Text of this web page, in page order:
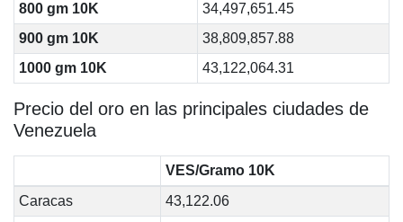
800 gm 10K
34,497,651.45
900 gm 10K
38,809,857.88
1000 gm 10K
43,122,064.31
Precio del oro en las principales ciudades de
Venezuela
VES/Gramo 10K
Caracas
43,122.06